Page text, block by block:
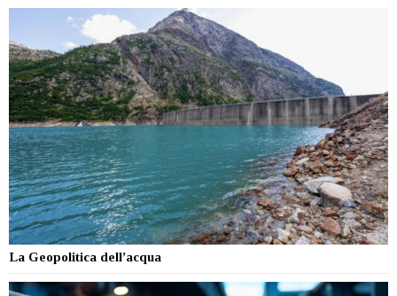
La Geopolitica dell’acqua